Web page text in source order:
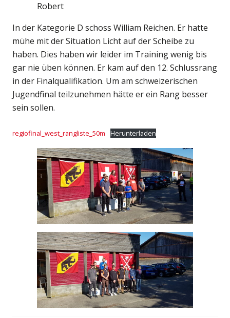
Robert
In der Kategorie D schoss William Reichen. Er hatte
mühe mit der Situation Licht auf der Scheibe zu
haben. Dies haben wir leider im Training wenig bis
gar nie üben können. Er kam auf den 12. Schlussrang
in der Finalqualifikation. Um am schweizerischen
Jugendfinal teilzunehmen hätte er ein Rang besser
sein sollen.
regiofinal_west_rangliste_50m Herunterladen